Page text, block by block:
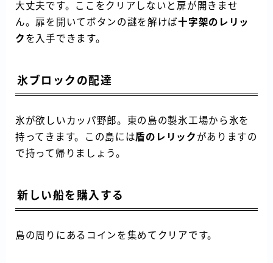
大丈夫です。ここをクリアしないと扉が開きませ
ん。扉を開いてボタンの謎を解けば十字架のレリッ
ク を入手できます。
氷ブロックの配達
氷が欲しいカッパ野郎。東の島の製氷工場から氷を
持ってきます。この島には盾のレリック がありますの
で持って帰りましょう。
新しい船を購入する
島の周りにあるコインを集めてクリアです。